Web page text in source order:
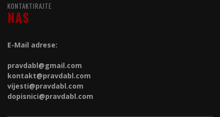
KONTAKTIRAJTE
NAS
E-Mail adrese:
pravdabl@gmail.com
kontakt@pravdabl.com
vijesti@pravdabl.com
dopisnici@pravdabl.com